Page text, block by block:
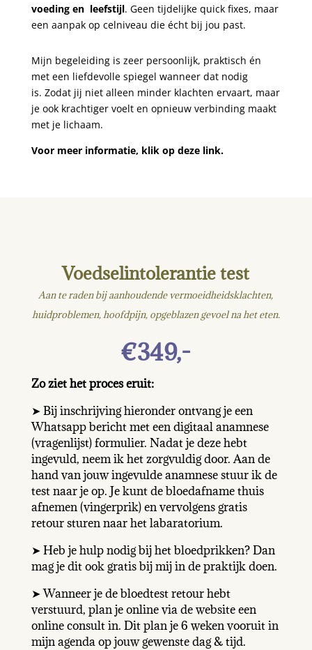
voeding en leefstijl. Geen tijdelijke quick fixes, maar
een aanpak op celniveau die écht bij jou past.
Mijn begeleiding is zeer persoonlijk, praktisch én
met een liefdevolle spiegel wanneer dat nodig
is. Zodat jij niet alleen minder klachten ervaart, maar
je ook krachtiger voelt en opnieuw verbinding maakt
met je lichaam.
Voor meer informatie, klik op deze link.
Voedselintolerantie test
Aan te raden bij aanhoudende vermoeidheidsklachten,
huidproblemen, hoofdpijn, opgeblazen gevoel na het eten.
€349,-
Zo ziet het proces eruit:
➤ Bij inschrijving hieronder ontvang je een
Whatsapp bericht met een digitaal anamnese
(vragenlijst) formulier. Nadat je deze hebt
ingevuld, neem ik het zorgvuldig door. Aan de
hand van jouw ingevulde anamnese stuur ik de
test naar je op. Je kunt de bloedafname thuis
afnemen (vingerprik) en vervolgens gratis
retour sturen naar het labaratorium.
➤ Heb je hulp nodig bij het bloedprikken? Dan
mag je dit ook gratis bij mij in de praktijk doen.
➤ Wanneer je de bloedtest retour hebt
verstuurd, plan je online via de website een
online consult in. Dit plan je 6 weken vooruit in
mijn agenda op jouw gewenste dag & tijd.